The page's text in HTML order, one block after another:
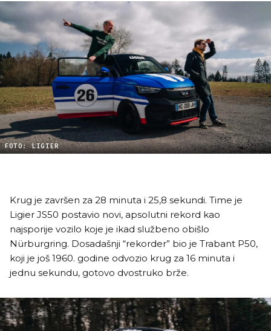
FOTO: LIGIER
Krug je završen za 28 minuta i 25,8 sekundi. Time je
Ligier JS50 postavio novi, apsolutni rekord kao
najsporije vozilo koje je ikad službeno obišlo
Nürburgring. Dosadašnji “rekorder” bio je Trabant P50,
koji je još 1960. godine odvozio krug za 16 minuta i
jednu sekundu, gotovo dvostruko brže.